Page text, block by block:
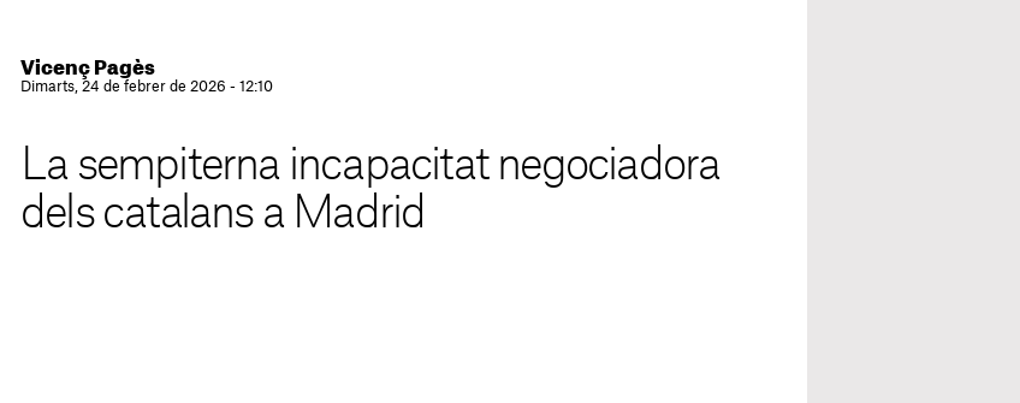
Vicenç Pagès
Dimarts, 24 de febrer de 2026 - 12:10
La sempiterna incapacitat negociadora
dels catalans a Madrid